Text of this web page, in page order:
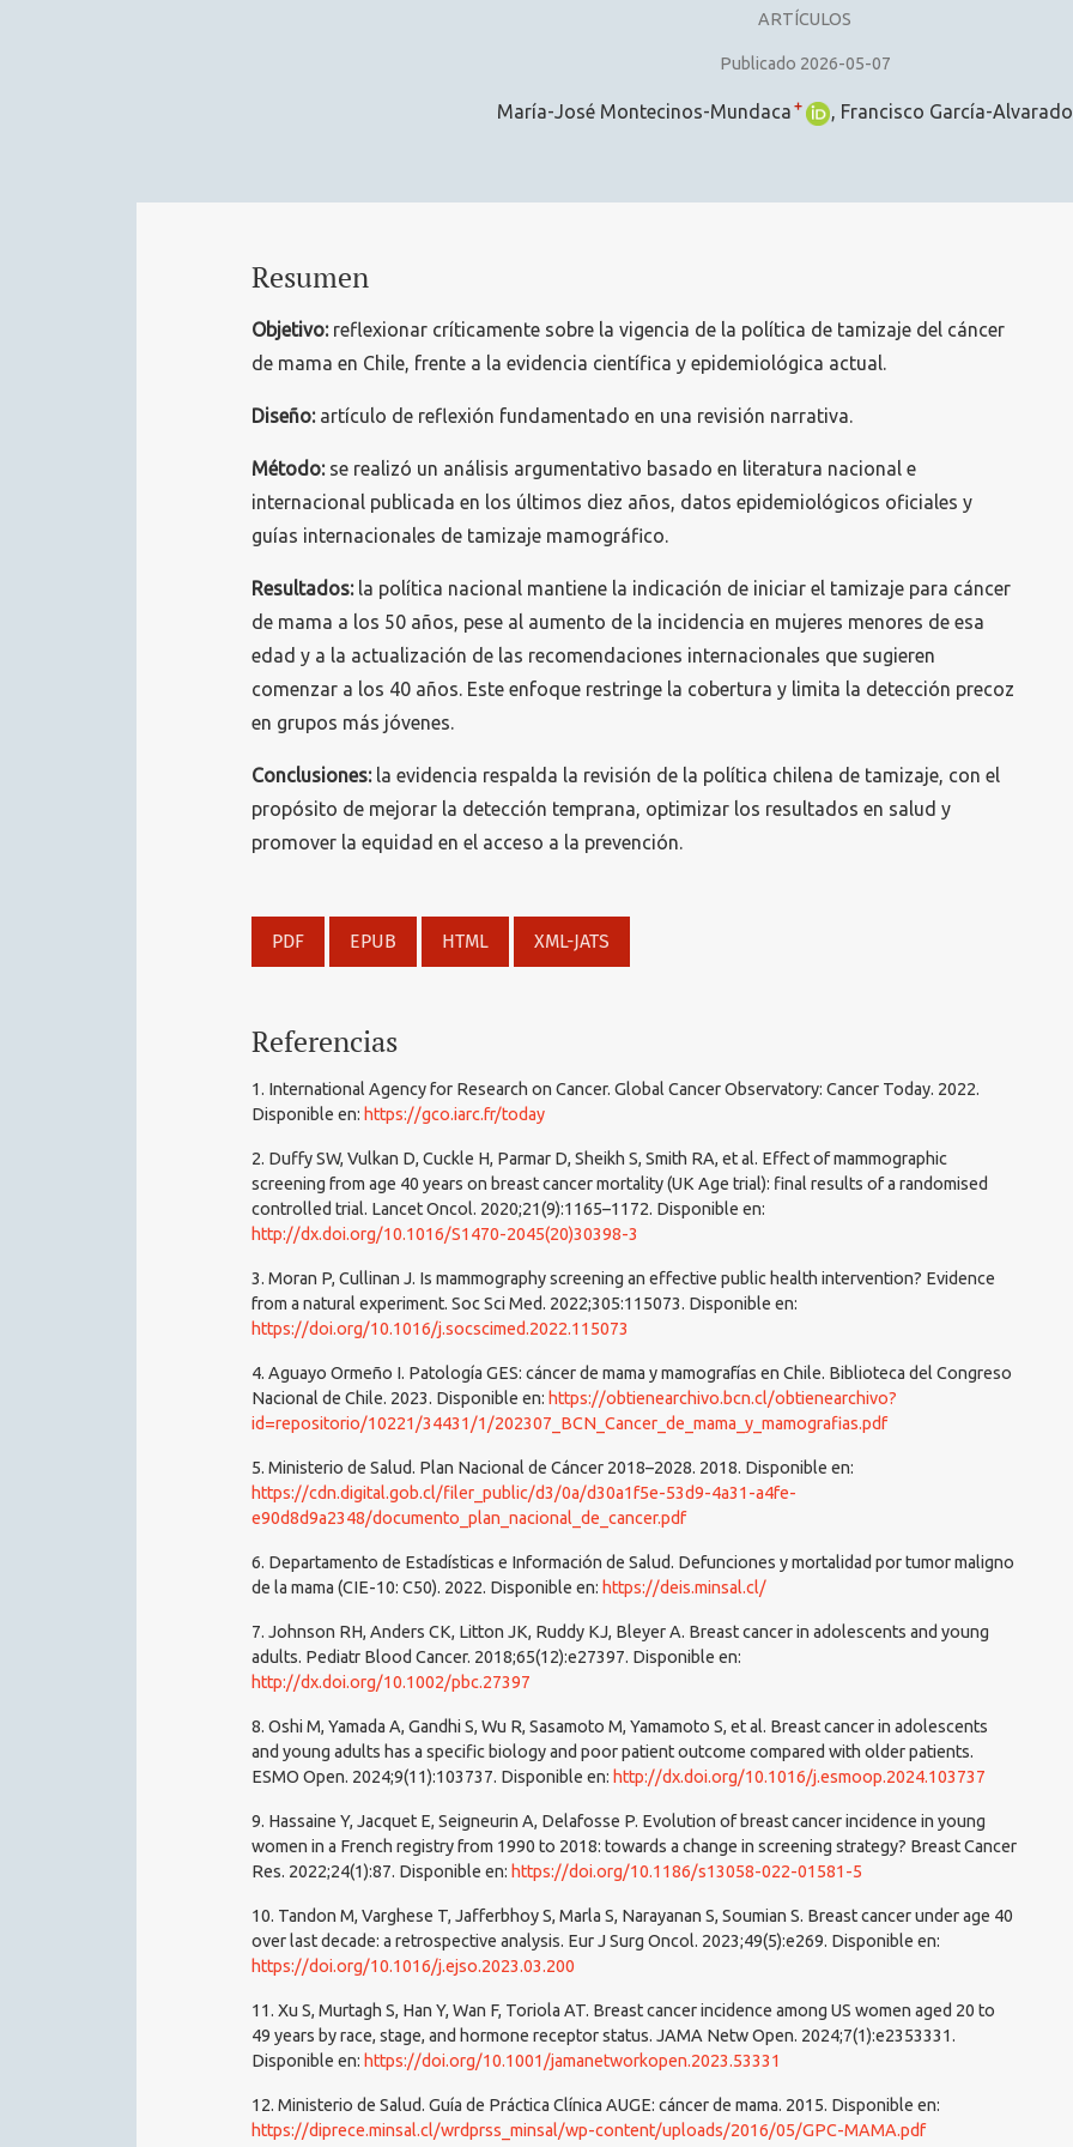
ARTÍCULOS
Publicado 2026-05-07
María-José Montecinos-Mundaca + Francisco García-Alvarado
Resumen
Objetivo:reflexionar críticamente sobre la vigencia de la política de tamizaje del cáncer
de mama en Chile, frente a la evidencia científica y epidemiológica actual.
Diseño:artículo de reflexión fundamentado en una revisión narrativa.
Método:se realizó un análisis argumentativo basado en literatura nacional e
internacional publicada en los últimos diez años, datos epidemiológicos oficiales y
guías internacionales de tamizaje mamográfico.
Resultados:la política nacional mantiene la indicación de iniciar el tamizaje para cáncer
de mama a los 50 años, pese al aumento de la incidencia en mujeres menores de esa
edad y a la actualización de las recomendaciones internacionales que sugieren
comenzar a los 40 años. Este enfoque restringe la cobertura y limita la detección precoz
en grupos más jóvenes.
Conclusiones:la evidencia respalda la revisión de la política chilena de tamizaje, con el
propósito de mejorar la detección temprana, optimizar los resultados en salud y
promover la equidad en el acceso a la prevención.
PDF EPUB HTML XML-JATS
Referencias
1. International Agency for Research on Cancer. Global Cancer Observatory: Cancer Today. 2022.
Disponible en: https://gco.iarc.fr/today
2. Duffy SW, Vulkan D, Cuckle H, Parmar D, Sheikh S, Smith RA, et al. Effect of mammographic
screening from age 40 years on breast cancer mortality (UK Age trial): final results of a randomised
controlled trial. Lancet Oncol. 2020;21(9):1165–1172. Disponible en:
http://dx.doi.org/10.1016/S1470-2045(20)30398-3
3. Moran P, Cullinan J. Is mammography screening an effective public health intervention? Evidence
from a natural experiment. Soc Sci Med. 2022;305:115073. Disponible en:
https://doi.org/10.1016/j.socscimed.2022.115073
4. Aguayo Ormeño I. Patología GES: cáncer de mama y mamografías en Chile. Biblioteca del Congreso
Nacional de Chile. 2023. Disponible en: https://obtienearchivo.bcn.cl/obtienearchivo?
id=repositorio/10221/34431/1/202307_BCN_Cancer_de_mama_y_mamografias.pdf
5. Ministerio de Salud. Plan Nacional de Cáncer 2018–2028. 2018. Disponible en:
https://cdn.digital.gob.cl/filer_public/d3/0a/d30a1f5e-53d9-4a31-a4fe-
e90d8d9a2348/documento_plan_nacional_de_cancer.pdf
6. Departamento de Estadísticas e Información de Salud. Defunciones y mortalidad por tumor maligno
de la mama (CIE-10: C50). 2022. Disponible en: https://deis.minsal.cl/
7. Johnson RH, Anders CK, Litton JK, Ruddy KJ, Bleyer A. Breast cancer in adolescents and young
adults. Pediatr Blood Cancer. 2018;65(12):e27397. Disponible en:
http://dx.doi.org/10.1002/pbc.27397
8. Oshi M, Yamada A, Gandhi S, Wu R, Sasamoto M, Yamamoto S, et al. Breast cancer in adolescents
and young adults has a specific biology and poor patient outcome compared with older patients.
ESMO Open. 2024;9(11):103737. Disponible en: http://dx.doi.org/10.1016/j.esmoop.2024.103737
9. Hassaine Y, Jacquet E, Seigneurin A, Delafosse P. Evolution of breast cancer incidence in young
women in a French registry from 1990 to 2018: towards a change in screening strategy? Breast Cancer
Res. 2022;24(1):87. Disponible en: https://doi.org/10.1186/s13058-022-01581-5
10. Tandon M, Varghese T, Jafferbhoy S, Marla S, Narayanan S, Soumian S. Breast cancer under age 40
over last decade: a retrospective analysis. Eur J Surg Oncol. 2023;49(5):e269. Disponible en:
https://doi.org/10.1016/j.ejso.2023.03.200
11. Xu S, Murtagh S, Han Y, Wan F, Toriola AT. Breast cancer incidence among US women aged 20 to
49 years by race, stage, and hormone receptor status. JAMA Netw Open. 2024;7(1):e2353331.
Disponible en: https://doi.org/10.1001/jamanetworkopen.2023.53331
12. Ministerio de Salud. Guía de Práctica Clínica AUGE: cáncer de mama. 2015. Disponible en:
https://diprece.minsal.cl/wrdprss_minsal/wp-content/uploads/2016/05/GPC-MAMA.pdf